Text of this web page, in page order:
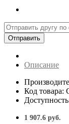
Отправить
Описание
Код товара:
1 907.6 руб.